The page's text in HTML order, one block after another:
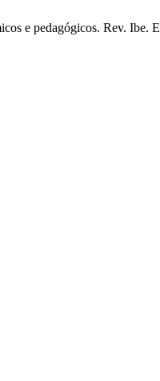
e pedagógicos. Rev. Ibe.